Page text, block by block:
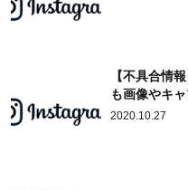
【不具合情
も画像やキ
2020.10.27